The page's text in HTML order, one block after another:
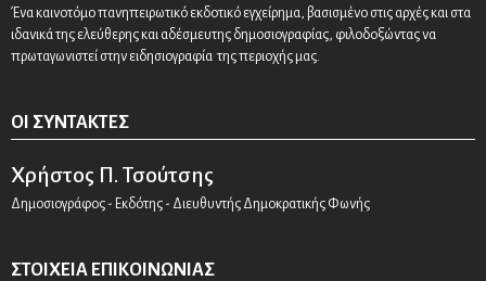
Ένα καινοτόμο πανηπειρωτικό εκδοτικό εγχείρημα, βασισμένο στις αρχές και στα
ιδανικά της ελεύθερης και αδέσμευτης δημοσιογραφίας, φιλοδοξώντας να
πρωταγωνιστεί στην ειδησιογραφία της περιοχής μας.
ΟΙ ΣΥΝΤΆΚΤΕΣ
Χρήστος Π. Τσούτσης
Δημοσιογράφος - Εκδότης - Διευθυντής Δημοκρατικής Φωνής
ΣΤΟΙΧΕΊΑ ΕΠΙΚΟΙΝΩΝΊΑΣ